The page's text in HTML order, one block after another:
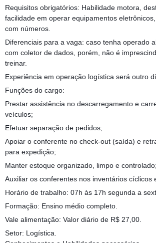
Requisitos obrigatórios: Habilidade motora,
facilidade em operar equipamentos
com números.
Diferenciais para a vaga: caso tenha operado
com coletor de dados, porém, não é
treinar.
Experiência em operação logística será outro
Funções do cargo:
Prestar assistência no descarregamento e
veículos;
Efetuar separação de pedidos;
Apoiar o conferente no check-out (saída) e
para expedição;
Manter estoque organizado, limpo e controlado;
Auxiliar os conferentes nos inventários cíclicos
Horário de trabalho: 07h às 17h segunda a
Formação: Ensino médio completo.
Vale alimentação: Valor diário de R$ 27,00.
Setor: Logística.